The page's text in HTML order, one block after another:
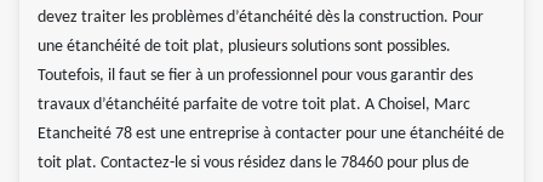
devez traiter les problèmes d’étanchéité dès la construction. Pour
une étanchéité de toit plat, plusieurs solutions sont possibles.
Toutefois, il faut se fier à un professionnel pour vous garantir des
travaux d’étanchéité parfaite de votre toit plat. A Choisel, Marc
Etancheité 78 est une entreprise à contacter pour une étanchéité de
toit plat. Contactez-le si vous résidez dans le 78460 pour plus de